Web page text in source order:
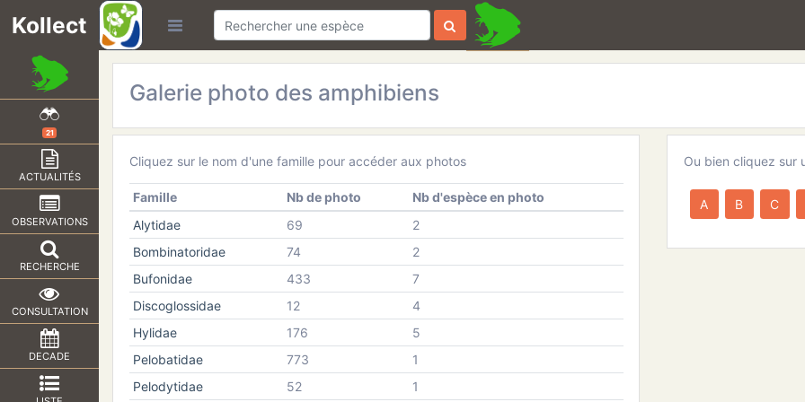
Kollect
21
ACTUALITÉS
OBSERVATIONS
RECHERCHE
CONSULTATION
DECADE
Galerie photo des amphibiens
Cliquez sur le nom d'une famille pour accéder aux photos
Famille Nb de photo
Nb d'espèce en photo
Alytidae
69
2
Bombinatoridae
74
2
Bufonidae
433
7
Discoglossidae
12
4
Hylidae
176
5
Pelobatidae
773
1
Pelodytidae
52
1
Ou bien cliquez sur
A B C